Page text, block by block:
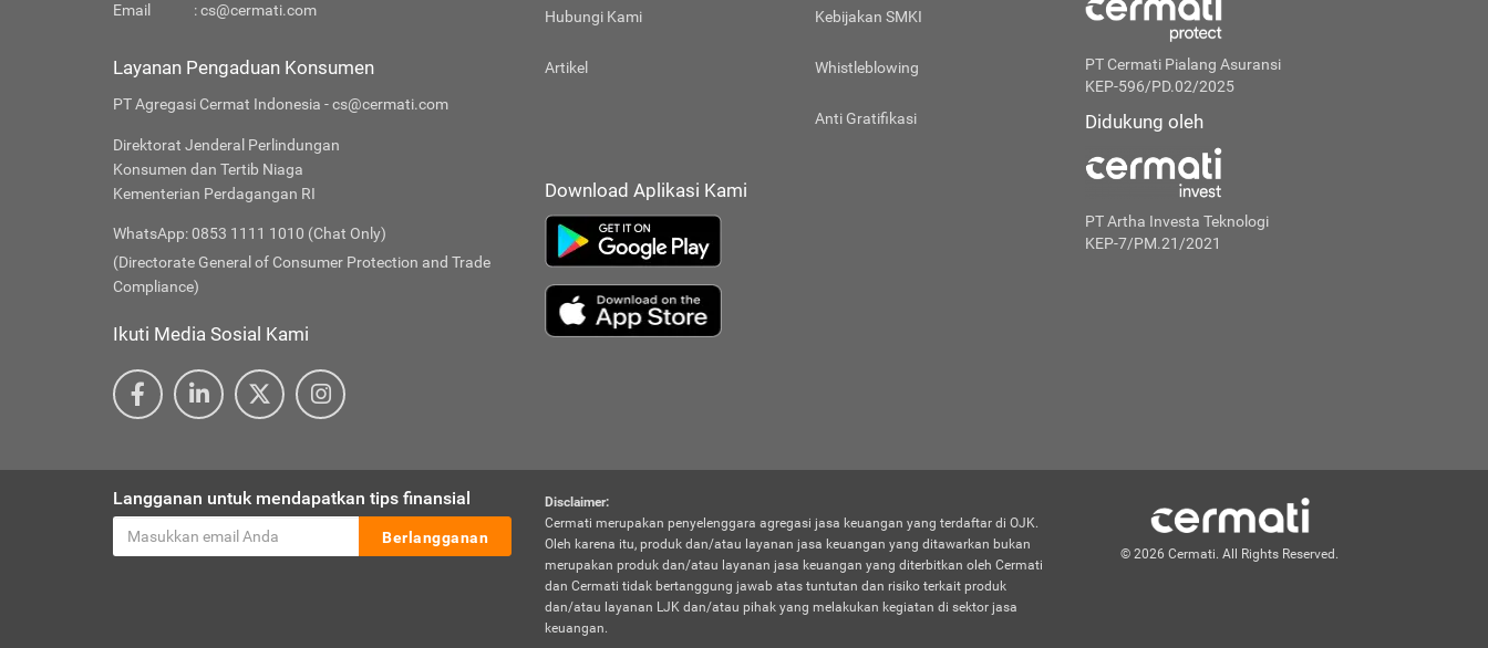
Email
:cs@cermati.com
Layanan Pengaduan Konsumen
PT Agregasi Cermat Indonesia - cs@cermati.com
Direktorat Jenderal Perlindungan
Konsumen dan Tertib Niaga
Kementerian Perdagangan RI
WhatsApp: 0853 1111 1010 (Chat Only)
(Directorate General of Consumer Protection and Trade
Compliance)
Ikuti Media Sosial Kami
Hubungi Kami
Artikel
Kebijakan SMKI
Whistleblowing
Anti Gratifikasi
Download Aplikasi Kami
PT Cermati Pialang Asuransi
KEP-596/PD.02/2025
Didukung oleh
PT Artha Investa Teknologi
KEP-7/PM.21/2021
Langganan untuk mendapatkan tips finansial
Berlangganan
Disclaimer:
Cermati merupakan penyelenggara agregasi jasa keuangan yang terdaftar di OJK.
Oleh karena itu, produk dan/atau layanan jasa keuangan yang ditawarkan bukan
merupakan produk dan/atau layanan jasa keuangan yang diterbitkan oleh Cermati
dan Cermati tidak bertanggung jawab atas tuntutan dan risiko terkait produk
dan/atau layanan LJK dan/atau pihak yang melakukan kegiatan di sektor jasa
keuangan.
© 2026 Cermati. All Rights Reserved.